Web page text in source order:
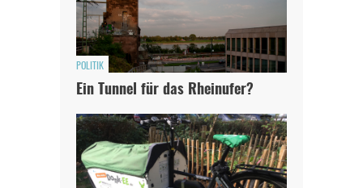
POLITIK
Ein Tunnel für das Rheinufer?